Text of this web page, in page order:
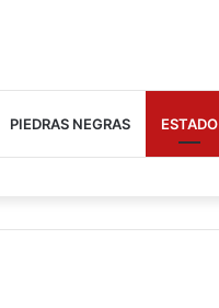
PIEDRAS NEGRAS ESTADO